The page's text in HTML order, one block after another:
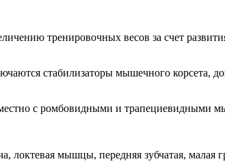
тренировочных весов за счет
стабилизаторы мышечного корсета,
с ромбовидными и трапециевидными
мышцы, передняя зубчатая, малая